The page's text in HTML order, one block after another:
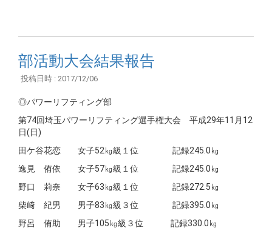
部活動大会結果報告
投稿日時 : 2017/12/06
◎パワーリフティング部
第74回埼玉パワーリフティング選手権大会 平成29年11月12
日(日)
田ケ谷花恋 女子52㎏級１位 記録245.0㎏
逸見 侑依 女子57㎏級１位 記録245.0㎏
野口 莉奈 女子63㎏級１位 記録272.5㎏
柴﨑 紀男 男子83㎏級３位 記録395.0㎏
野呂 侑助 男子105㎏級３位 記録330.0㎏